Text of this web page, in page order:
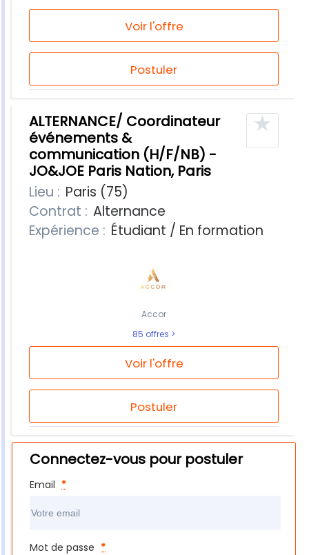
Voir l'offre
Postuler
ALTERNANCE/ Coordinateur
événements &
communication (H/F/NB) -
JO&JOE Paris Nation, Paris
★
Lieu : Paris (75)
Contrat : Alternance
Expérience : Étudiant / En formation
Voir l'offre
Postuler
Accor
85 offres
Connectez-vous pour postuler
Email *
Mot de passe *